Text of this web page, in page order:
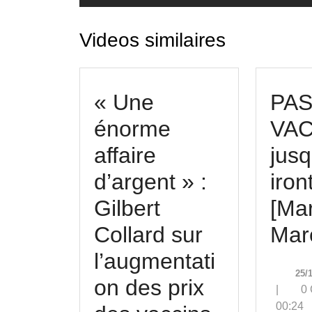
Videos similaires
« Une
énorme
affaire
d’argent » :
Gilbert
Collard sur
l’augmentati
on des prix
25/
0
00:24